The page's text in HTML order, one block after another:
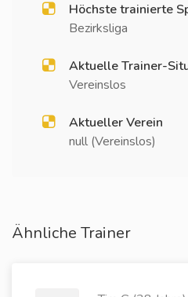
Höchste trainierte
Bezirksliga
Aktuelle Trainer-
Vereinslos
Aktueller Verein
null (Vereinslos)
Ähnliche Trainer